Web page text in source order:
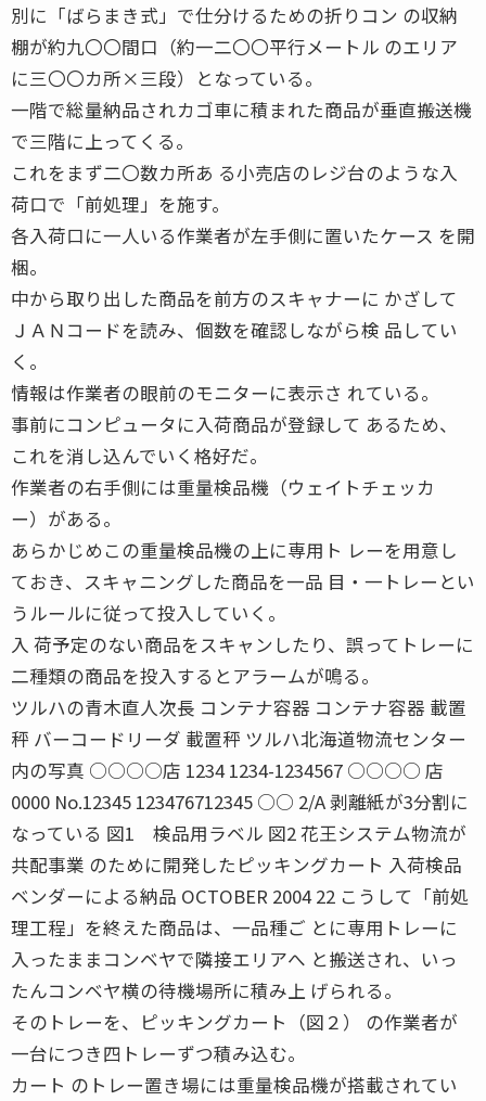
別に「ばらまき式」で仕分けるための折りコン の収納
棚が約九〇〇間口（約一二〇〇平行メートル のエリア
に三〇〇カ所×三段）となっている。
一階で総量納品されカゴ車に積まれた商品が垂直搬送機
で三階に上ってくる。
これをまず二〇数カ所あ る小売店のレジ台のような入
荷口で「前処理」を施す。
各入荷口に一人いる作業者が左手側に置いたケース を開
梱。
中から取り出した商品を前方のスキャナーに かざして
ＪＡＮコードを読み、個数を確認しながら検 品してい
く。
情報は作業者の眼前のモニターに表示さ れている。
事前にコンピュータに入荷商品が登録して あるため、
これを消し込んでいく格好だ。
作業者の右手側には重量検品機（ウェイトチェッカ
ー）がある。
あらかじめこの重量検品機の上に専用ト レーを用意し
ておき、スキャニングした商品を一品 目・一トレーとい
うルールに従って投入していく。
入 荷予定のない商品をスキャンしたり、誤ってトレーに
二種類の商品を投入するとアラームが鳴る。
ツルハの青木直人次長 コンテナ容器 コンテナ容器 載置
秤 バーコードリーダ 載置秤 ツルハ北海道物流センター
内の写真 ○○○○店 1234 1234-1234567 ○○○○ 店
0000 No.12345 123476712345 ○○ 2/A 剥離紙が3分割に
なっている 図1 検品用ラベル 図2 花王システム物流が
共配事業 のために開発したピッキングカート 入荷検品
ベンダーによる納品 OCTOBER 2004 22 こうして「前処
理工程」を終えた商品は、一品種ご とに専用トレーに
入ったままコンベヤで隣接エリアへ と搬送され、いっ
たんコンベヤ横の待機場所に積み上 げられる。
そのトレーを、ピッキングカート（図２） の作業者が
一台につき四トレーずつ積み込む。
カート のトレー置き場には重量検品機が搭載されてい